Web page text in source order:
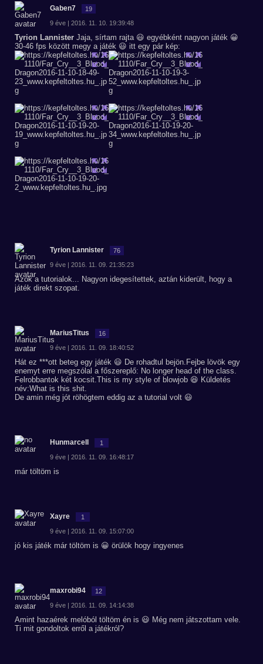
Gaben7 19
9 éve | 2016. 11. 10. 19:39:48
Tyrion Lannister Jaja, sírtam rajta 😃 egyébként nagyon játék 😀
30-46 fps között megy a játék 😃 itt egy pár kép:
Tyrion Lannister 76
9 éve | 2016. 11. 09. 21:35:23
Azok a tutorialok... Nagyon idegesítettek, aztán kiderült, hogy a
játék direkt szopat.
MariusTitus 16
9 éve | 2016. 11. 09. 18:40:52
Hát ez ***ott beteg egy játék 😃 De rohadtul bejön.Fejbe lövök egy
enemyt erre megszólal a főszereplő: No longer head of the class.
Felrobbantok két kocsit.This is my style of blowjob 😆 Küldetés
név:What is this shit.
De amin még jót röhögtem eddig az a tutorial volt 😃
Hunmarcell 1
9 éve | 2016. 11. 09. 16:48:17
már töltöm is
Xayre 1
9 éve | 2016. 11. 09. 15:07:00
jó kis játék már töltöm is 😀 örülök hogy ingyenes
maxrobi94 12
9 éve | 2016. 11. 09. 14:14:38
Amint hazaérek melóból töltöm én is 😃 Még nem játszottam vele.
Ti mit gondoltok erről a játékról?